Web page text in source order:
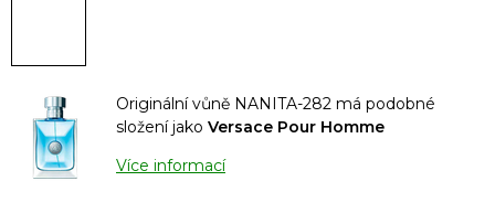
Originální vůně NANITA-282 má podobné
složení jako Versace Pour Homme
Více informací